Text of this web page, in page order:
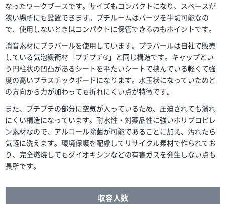
なったワークブースです。サイズもコンパクトになり、スペースが
狭い場所にも設置できます。プチルームはパーツを半切可能なの
で、使用しないときはコンパクトに保管できるのもポイントです。
消音素材にプラパールを使用しています。プラパールは自社で販売
している気泡緩衝材「プチプチ®」と同じ構造です。キャップとい
う円柱状の凹凸があるシートを平たいシートで挟んでいる軽くて強
度の高いプラスチックボードになります。水玉状になっていためど
の方向から力が加わっても折れにくい点が特徴です。
また、プチプチの部分に空気が入っているため、圧迫されても潰れ
にくい構造になっています。耐水性・対薬品性に強いポリプロピレ
ン素材なので、アルコール除菌が可能であることに加え、汚れたら
気軽に洗えます。環境保護を配慮してリサイクル素材で作られてお
り、完全燃焼してもダイオキシンなどの有害ガスを発生しない点も
長所です。
収容人数